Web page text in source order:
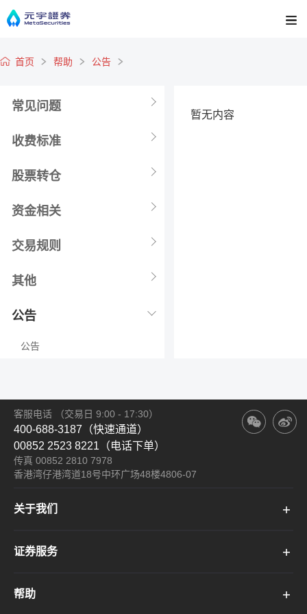
首页 帮助 公告
常见问题
收费标准
股票转仓
资金相关
交易规则
其他
公告
公告
暂无内容
客服电话 （交易日 9:00 - 17:30）
400-688-3187（快速通道）
00852 2523 8221（电话下单）
传真 00852 2810 7978
香港湾仔港湾道18号中环广场48楼4806-07
关于我们
证券服务
帮助